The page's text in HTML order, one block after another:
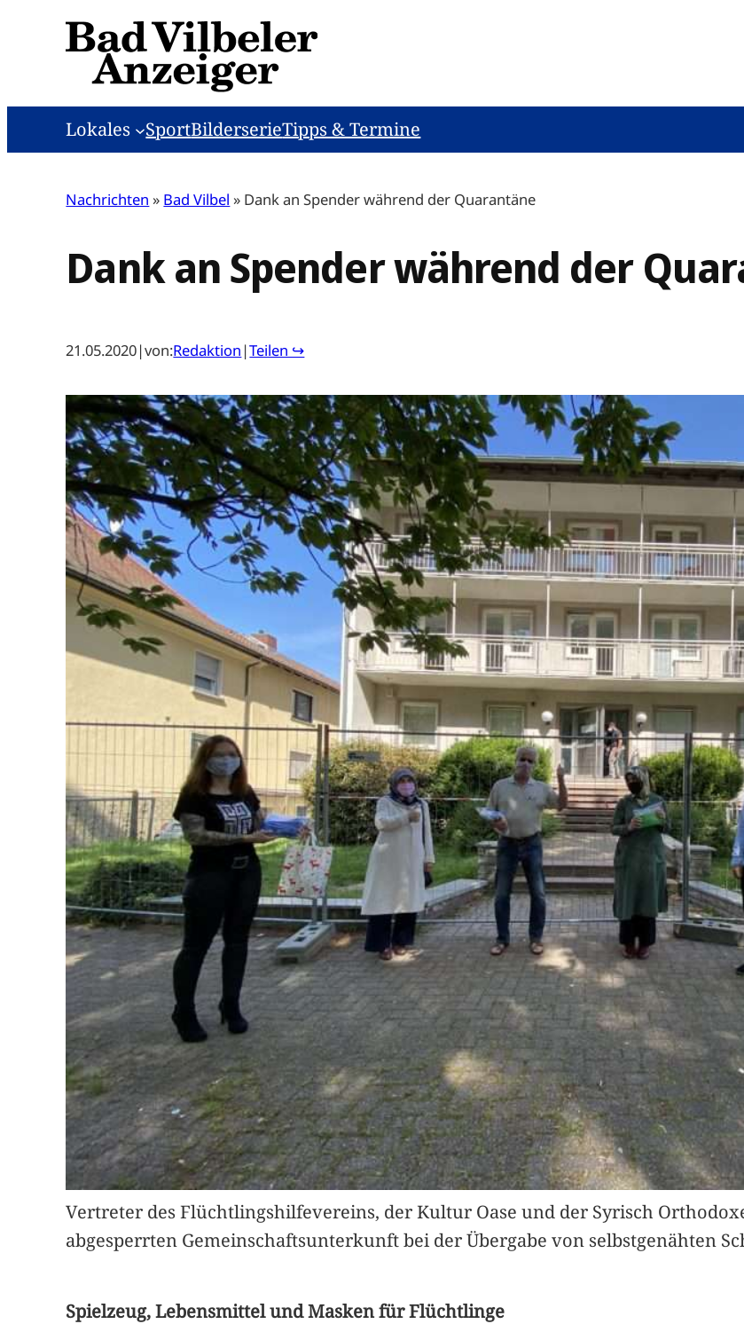
Lokales SportBilderserieTipps & Termine
Nachrichten » Bad Vilbel » Dank an Spender während der Quarantäne
Dank an Spender während der
21.05.2020|von:Redaktion |Teilen ↪
Vertreter des Flüchtlingshilfevereins, der Kultur Oase und der Syrisch
abgesperrten Gemeinschaftsunterkunft bei der Übergabe von selbstgenähten
Spielzeug, Lebensmittel und Masken für Flüchtlinge